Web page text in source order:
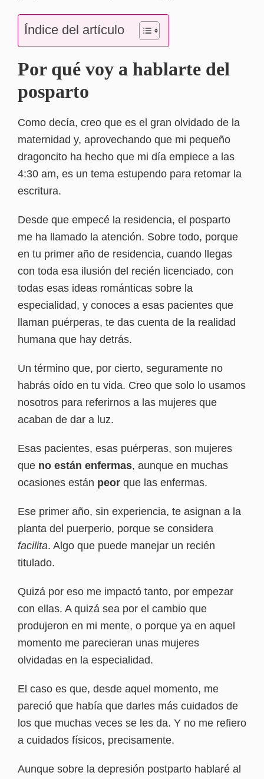
Índice del artículo
Por qué voy a hablarte del
posparto
Como decía, creo que es el gran olvidado de la
maternidad y, aprovechando que mi pequeño
dragoncito ha hecho que mi día empiece a las
4:30 am, es un tema estupendo para retomar la
escritura.
Desde que empecé la residencia, el posparto
me ha llamado la atención. Sobre todo, porque
en tu primer año de residencia, cuando llegas
con toda esa ilusión del recién licenciado, con
todas esas ideas románticas sobre la
especialidad, y conoces a esas pacientes que
llaman puérperas, te das cuenta de la realidad
humana que hay detrás.
Un término que, por cierto, seguramente no
habrás oído en tu vida. Creo que solo lo usamos
nosotros para referirnos a las mujeres que
acaban de dar a luz.
Esas pacientes, esas puérperas, son mujeres
que no están enfermas, aunque en muchas
ocasiones están peor que las enfermas.
Ese primer año, sin experiencia, te asignan a la
planta del puerperio, porque se considera
facilita. Algo que puede manejar un recién
titulado.
Quizá por eso me impactó tanto, por empezar
con ellas. A quizá sea por el cambio que
produjeron en mi mente, o porque ya en aquel
momento me parecieran unas mujeres
olvidadas en la especialidad.
El caso es que, desde aquel momento, me
pareció que había que darles más cuidados de
los que muchas veces se les da. Y no me refiero
a cuidados físicos, precisamente.
Aunque sobre la depresión postparto hablaré al